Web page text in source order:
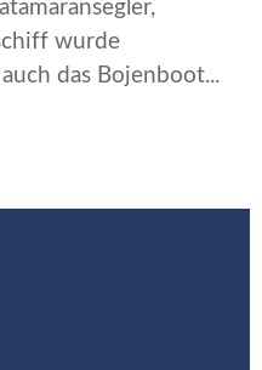
wurde
das Bojenboot...